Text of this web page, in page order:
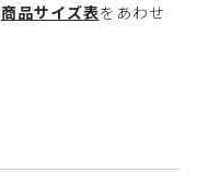
商品サイズ表をあわせ